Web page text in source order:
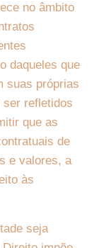
no âmbito
daqueles que
suas próprias
ser refletidos
que as
de
e valores, a
às
seja